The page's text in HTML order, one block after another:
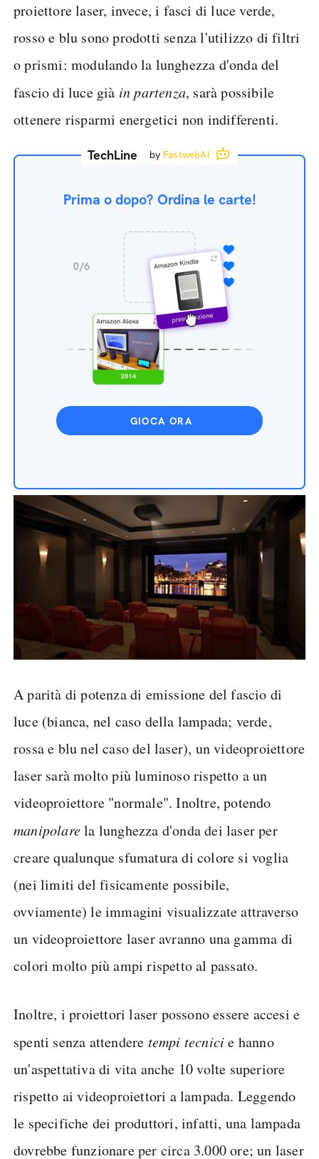
proiettore laser, invece, i fasci di luce verde,
rosso e blu sono prodotti senza l'utilizzo di filtri
o prismi: modulando la lunghezza d'onda del
fascio di luce già in partenza, sarà possibile
ottenere risparmi energetici non indifferenti.
TechLine by FastwebAI
Prima o dopo? Ordina le carte!
GIOCA ORA
A parità di potenza di emissione del fascio di
luce (bianca, nel caso della lampada; verde,
rossa e blu nel caso del laser), un videoproiettore
laser sarà molto più luminoso rispetto a un
videoproiettore "normale". Inoltre, potendo
manipolarela lunghezza d'onda dei laser per
creare qualunque sfumatura di colore si voglia
(nei limiti del fisicamente possibile,
ovviamente) le immagini visualizzate attraverso
un videoproiettore laser avranno una gamma di
colori molto più ampi rispetto al passato.
Inoltre, i proiettori laser possono essere accesi e
spenti senza attendere tempi tecnicie hanno
un'aspettativa di vita anche 10 volte superiore
rispetto ai videoproiettori a lampada. Leggendo
le specifiche dei produttori, infatti, una lampada
dovrebbe funzionare per circa 3.000 ore; un laser